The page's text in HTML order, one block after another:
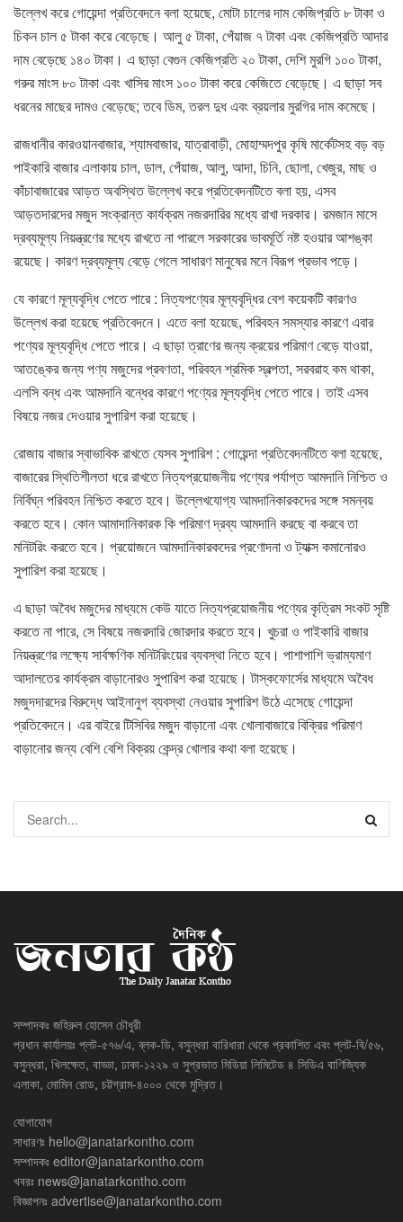
উল্লেখ করে গোয়েন্দা প্রতিবেদনে বলা হয়েছে, মোটা চালের দাম কেজিপ্রতি ৮ টাকা ও
চিকন চাল ৫ টাকা করে বেড়েছে। আলু ৫ টাকা, পেঁয়াজ ৭ টাকা এবং কেজিপ্রতি আদার
দাম বেড়েছে ১৪০ টাকা। এ ছাড়া বেগুন কেজিপ্রতি ২০ টাকা, দেশি মুরগি ১০০ টাকা,
গরুর মাংস ৮০ টাকা এবং খাসির মাংস ১০০ টাকা করে কেজিতে বেড়েছে। এ ছাড়া সব
ধরনের মাছের দামও বেড়েছে; তবে ডিম, তরল দুধ এবং ব্রয়লার মুরগির দাম কমেছে।
রাজধানীর কারওয়ানবাজার, শ্যামবাজার, যাত্রাবাড়ী, মোহাম্মদপুর কৃষি মার্কেটসহ বড় বড়
পাইকারি বাজার এলাকায় চাল, ডাল, পেঁয়াজ, আলু, আদা, চিনি, ছোলা, খেজুর, মাছ ও
কাঁচাবাজারের আড়ত অবস্থিত উল্লেখ করে প্রতিবেদনটিতে বলা হয়, এসব
আড়তদারদের মজুদ সংক্রান্ত কার্যক্রম নজরদারির মধ্যে রাখা দরকার। রমজান মাসে
দ্রব্যমূল্য নিয়ন্ত্রণের মধ্যে রাখতে না পারলে সরকারের ভাবমূর্তি নষ্ট হওয়ার আশঙ্কা
রয়েছে। কারণ দ্রব্যমূল্য বেড়ে গেলে সাধারণ মানুষের মনে বিরূপ প্রভাব পড়ে।
যে কারণে মূল্যবৃদ্ধি পেতে পারে : নিত্যপণ্যের মূল্যবৃদ্ধির বেশ কয়েকটি কারণও
উল্লেখ করা হয়েছে প্রতিবেদনে। এতে বলা হয়েছে, পরিবহন সমস্যার কারণে এবার
পণ্যের মূল্যবৃদ্ধি পেতে পারে। এ ছাড়া ত্রাণের জন্য ক্রয়ের পরিমাণ বেড়ে যাওয়া,
আতঙ্কের জন্য পণ্য মজুদের প্রবণতা, পরিবহন শ্রমিক স্বল্পতা, সরবরাহ কম থাকা,
এলসি বন্ধ এবং আমদানি বন্ধের কারণে পণ্যের মূল্যবৃদ্ধি পেতে পারে। তাই এসব
বিষয়ে নজর দেওয়ার সুপারিশ করা হয়েছে।
রোজায় বাজার স্বাভাবিক রাখতে যেসব সুপারিশ : গোয়েন্দা প্রতিবেদনটিতে বলা হয়েছে,
বাজারের স্থিতিশীলতা ধরে রাখতে নিত্যপ্রয়োজনীয় পণ্যের পর্যাপ্ত আমদানি নিশ্চিত ও
নির্বিঘ্ন পরিবহন নিশ্চিত করতে হবে। উল্লেখযোগ্য আমদানিকারকদের সঙ্গে সমন্বয়
করতে হবে। কোন আমাদানিকারক কি পরিমাণ দ্রব্য আমদানি করছে বা করবে তা
মনিটরিং করতে হবে। প্রয়োজনে আমদানিকারকদের প্রণোদনা ও ট্যাক্স কমানোরও
সুপারিশ করা হয়েছে।
এ ছাড়া অবৈধ মজুদের মাধ্যমে কেউ যাতে নিত্যপ্রয়োজনীয় পণ্যের কৃত্রিম সংকট সৃষ্টি
করতে না পারে, সে বিষয়ে নজরদারি জোরদার করতে হবে। খুচরা ও পাইকারি বাজার
নিয়ন্ত্রণের লক্ষ্যে সার্বক্ষণিক মনিটরিংয়ের ব্যবস্থা নিতে হবে। পাশাপাশি ভ্রাম্যমাণ
আদালতের কার্যক্রম বাড়ানোরও সুপারিশ করা হয়েছে। টাস্কফোর্সের মাধ্যমে অবৈধ
মজুদদারদের বিরুদ্ধে আইনানুগ ব্যবস্থা নেওয়ার সুপারিশ উঠে এসেছে গোয়েন্দা
প্রতিবেদনে। এর বাইরে টিসিবির মজুদ বাড়ানো এবং খোলাবাজারে বিক্রির পরিমাণ
বাড়ানোর জন্য বেশি বেশি বিক্রয় কেন্দ্র খোলার কথা বলা হয়েছে।
সম্পাদকঃ জহিরুল হোসেন চৌধুরী
প্রধান কার্যালয়ঃ প্লট-৫৭৬/এ, ব্লক-ডি, বসুন্ধরা বারিধারা থেকে প্রকাশিত এবং প্লট-বি/৫৬,
বসুন্ধরা, খিলক্ষেত, বাড্ডা, ঢাকা-১২২৯ ও সুপ্রভাত মিডিয়া লিমিটেড ৪ সিডিএ বাণিজ্যিক
এলাকা, মোমিন রোড, চট্টগ্রাম-৪০০০ থেকে মুদ্রিত।
যোগাযোগ
সাধারণঃ hello@janatarkontho.com
সম্পাদকঃ editor@janatarkontho.com
খবরঃ news@janatarkontho.com
বিজ্ঞাপনঃ advertise@janatarkontho.com